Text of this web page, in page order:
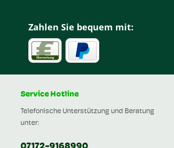
Zahlen Sie bequem mit:
Service Hotline
Telefonische Unterstützung und Beratung
unter: